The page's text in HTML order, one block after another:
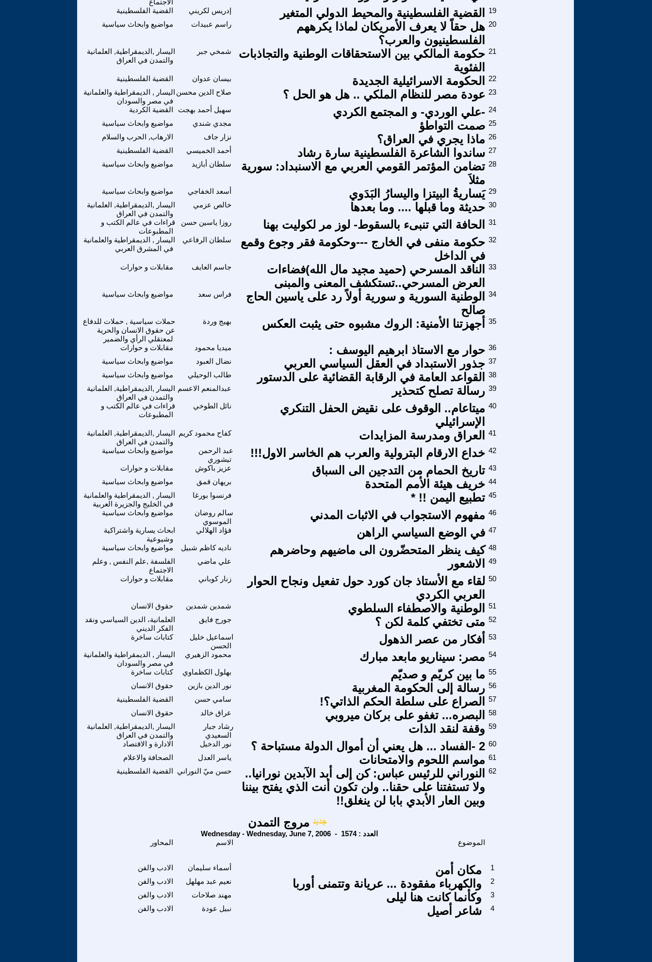
الاجتماع
القضية الفلسطينية إدريس لكريني القضية الفلسطينية والمحيط الدولي المتغير
19
مواضيع وابحاث سياسية
راسم عبيدات
هل حقاً لا يعرف الأمريكان لماذا يكرههم
الفلسطينيون والعرب؟
20
اليسار ,الديمقراطية, العلمانية
والتمدن في العراق
شمخي جبر
حكومة المالكي بين الاستحقاقات الوطنية والتجاذبات
الفئوية
21
القضية الفلسطينية بيسان عدوان الحكومة الاسرائيلية الجديدة
22
اليسار , الديمقراطية والعلمانية
في مصر والسودان
صلاح الدين محسن عودة مصر للنظام الملكي .. هل هو الحل ؟ 23
القضية الكردية سهيل أحمد بهجت -علي الوردي- و المجتمع الكردي 24
مواضيع وابحاث سياسية
مجدي شندي صمت التواطؤ 25
الارهاب, الحرب والسلام
نزار جاف ماذا يجري في العراق؟ 26
القضية الفلسطينية
أحمد الخميسي ساندوا الشاعرة الفلسطينية سارة رشاد 27
مواضيع وابحاث سياسية
سلطان أبازيد
تضامن المؤتمر القومي العربي مع الاسنبداد: سورية
مثلاَ
28
مواضيع وابحاث سياسية أسعد الخفاجي يَساريةُ البيتزا واليسارُ البَدَوي 29
اليسار ,الديمقراطية, العلمانية
والتمدن في العراق
خالص عزمي حديثة وما قبلها .... وما بعدها 30
قراءات في عالم الكتب و
المطبوعات
روزا ياسين حسن الحافة التي تنبىء بالسقوط- لوز مر لكوليت بهنا 31
اليسار , الديمقراطية والعلمانية
في المشرق العربي
سلطان الرفاعي
حكومة منفى في الخارج ---وحكومة فقر وجوع وقمع
في الداخل
32
مقابلات و حوارات جاسم العايف
الناقد المسرحي (حميد مجيد مال الله)فضاءات
العرض المسرحي..تستكشف المعنى والمبنى
33
مواضيع وابحاث سياسية فراس سعد
الوطنية السورية و سورية أولاً رد على ياسين الحاج
صالح
34
حملات سياسية , حملات للدفاع
عن حقوق الانسان والحرية
لمعتقلي الرأي والضمير
بهيج وردة أجهزتنا الأمنية: الروك مشبوه حتى يثبت العكس 35
مقابلات و حوارات ميديا محمود حوار مع الاستاذ ابرهيم اليوسف : 36
مواضيع وابحاث سياسية
نضال العبود جذور الاستبداد في العقل السياسي العربي 37
مواضيع وابحاث سياسية
طالب الوحيلي القواعد العامة في الرقابة القضائية على الدستور
38
اليسار ,الديمقراطية, العلمانية
والتمدن في العراق
عبدالمنعم الاعسم رسالة تصلح كتحذير 39
قراءات في عالم الكتب و
المطبوعات
نائل الطوخي
ميتاعام.. الوقوف على نقيض الحفل التنكري
الإسرائيلي
40
اليسار ,الديمقراطية, العلمانية
والتمدن في العراق
كفاح محمود كريم العراق ومدرسة المزايدات 41
مواضيع وابحاث سياسية
عبد الرحمن
تيشوري
خداع الارقام البترولية والعرب هم الخاسر الاول!!! 42
مقابلات و حوارات عزيز باكوش تاريخ الحمام من التدجين الى السباق 43
مواضيع وابحاث سياسية
بريهان قمق خريف هيئة الأمم المتحدة 44
اليسار , الديمقراطية والعلمانية
في الخليج والجزيرة العربية
فرنسوا بورغا تطبيع اليمن !! * 45
مواضيع وابحاث سياسية
سالم روضان
الموسوي
مفهوم الاستجواب في الاثبات المدني 46
ابحاث يسارية واشتراكية
وشيوعية
فؤاد الهلالي في الوضع السياسي الراهن 47
مواضيع وابحاث سياسية ناديه كاظم شبيل كيف ينظر المتحضّرون الى ماضيهم وحاضرهم 48
الفلسفة ,علم النفس , وعلم
الاجتماع
علي ماضي الاشعور 49
مقابلات و حوارات زنار كوباني
لقاء مع الأستاذ جان كورد حول تفعيل ونجاح الحوار
العربي الكردي
50
حقوق الانسان شمدين شمدين الوطنية والاصطفاء السلطوي
51
العلمانية، الدين السياسي ونقد
الفكر الديني
جورج فايق متى تختفي كلمة لكن ؟ 52
كتابات ساخرة
اسماعيل خليل
الحسن
أفكار من عصر الذهول 53
اليسار , الديمقراطية والعلمانية
في مصر والسودان
محمود الزهيري مصر: سيناريو مابعد مبارك 54
كتابات ساخرة بهلول الكظماوي ما بين كريّم و صديّم 55
حقوق الانسان
نور الدين بازين رسالة إلى الحكومة المغربية 56
القضية الفلسطينية
سامي حسن الصراع على سلطة الحكم الذاتي؟!
57
حقوق الانسان
عراق خالد البصره... تغفو على بركان ميروبي
58
اليسار ,الديمقراطية, العلمانية
والتمدن في العراق
رشاد جبار
السعيدي
وقفة لنقد الذات 59
الادارة و الاقتصاد نور الدخيل 2 -الفساد ... هل يعني أن أموال الدولة مستباحة ؟ 60
الصحافة والاعلام
ياسر العدل مواسم اللحوم والامتحانات 61
القضية الفلسطينية حسن ميّ النوراني
النوراني للرئيس عباس: كن إلى أبد الآبدين نورانيا..
ولا تستفتنا على حقنا.. ولن تكون أنت الذي يفتح بيننا
وبين العار الأبدي بابا لن ينغلق!!
62
مروج التمدن
Wednesday - Wednesday, June 7, 2006 - العدد : 1574
الاسم الموضوع
الادب والفن أسماء سليمان مكان أمن
1
الادب والفن
نعيم عبد مهلهل والكهرباء مفقودة ... عريانة وتتمنى أوربا
2
الادب والفن
مهند صلاحات وكأنما كانت هنا ليلى
3
الادب والفن
نبيل عودة شاعر أصيل 4